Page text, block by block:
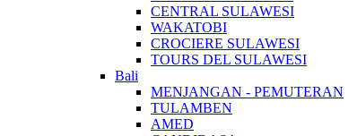
CENTRAL SULAWESI
WAKATOBI
CROCIERE SULAWESI
TOURS DEL SULAWESI
Bali
MENJANGAN - PEMUTERAN
TULAMBEN
AMED